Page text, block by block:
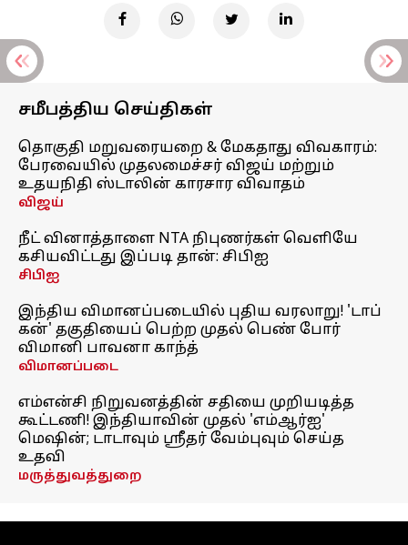
சமீபத்திய செய்திகள்
தொகுதி மறுவரையறை & மேகதாது விவகாரம்:
பேரவையில் முதலமைச்சர் விஜய் மற்றும்
உதயநிதி ஸ்டாலின் காரசார விவாதம்
விஜய்
நீட் வினாத்தாளை NTA நிபுணர்கள் வெளியே
கசியவிட்டது இப்படி தான்: சிபிஐ
சிபிஐ
இந்திய விமானப்படையில் புதிய வரலாறு! 'டாப்
கன்' தகுதியைப் பெற்ற முதல் பெண் போர்
விமானி பாவனா காந்த்
விமானப்படை
எம்என்சி நிறுவனத்தின் சதியை முறியடித்த
கூட்டணி! இந்தியாவின் முதல் 'எம்ஆர்ஐ'
மெஷின்; டாடாவும் ஸ்ரீதர் வேம்புவும் செய்த
உதவி
மருத்துவத்துறை